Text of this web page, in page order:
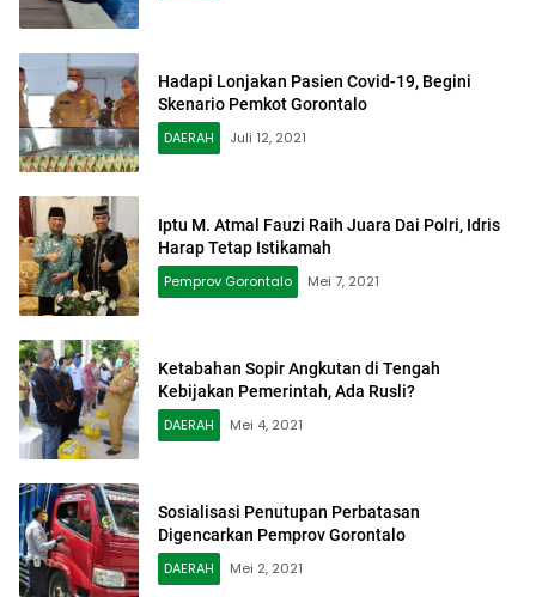
Hadapi Lonjakan Pasien Covid-19, Begini
Skenario Pemkot Gorontalo
DAERAH
Juli 12, 2021
Iptu M. Atmal Fauzi Raih Juara Dai Polri, Idris
Harap Tetap Istikamah
Pemprov Gorontalo
Mei 7, 2021
Ketabahan Sopir Angkutan di Tengah
Kebijakan Pemerintah, Ada Rusli?
DAERAH
Mei 4, 2021
Sosialisasi Penutupan Perbatasan
Digencarkan Pemprov Gorontalo
DAERAH
Mei 2, 2021